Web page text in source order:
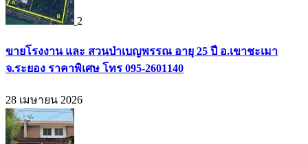
2
ขายโรงงาน และ สวนป่าเบญพรรณ อายุ 25 ปี อ.เขาชะเมา
จ.ระยอง ราคาพิเศษ โทร 095-2601140
28 เมษายน 2026